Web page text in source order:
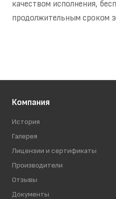
качеством исполнения,
продолжительным сроком
Компания
История
Галерея
Лицензии и сертификаты
Производители
Отзывы
Документы